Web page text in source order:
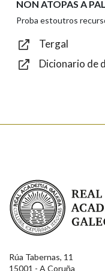
Texto de
NON ATOPAS A
Proba estoutros
Tergal
Dicionario de
Real Academia Galega
Rúa Tabernas, 11
15001 - A Coruña